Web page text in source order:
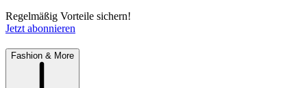
Regelmäßig Vorteile sichern!
Jetzt abonnieren
Fashion & More